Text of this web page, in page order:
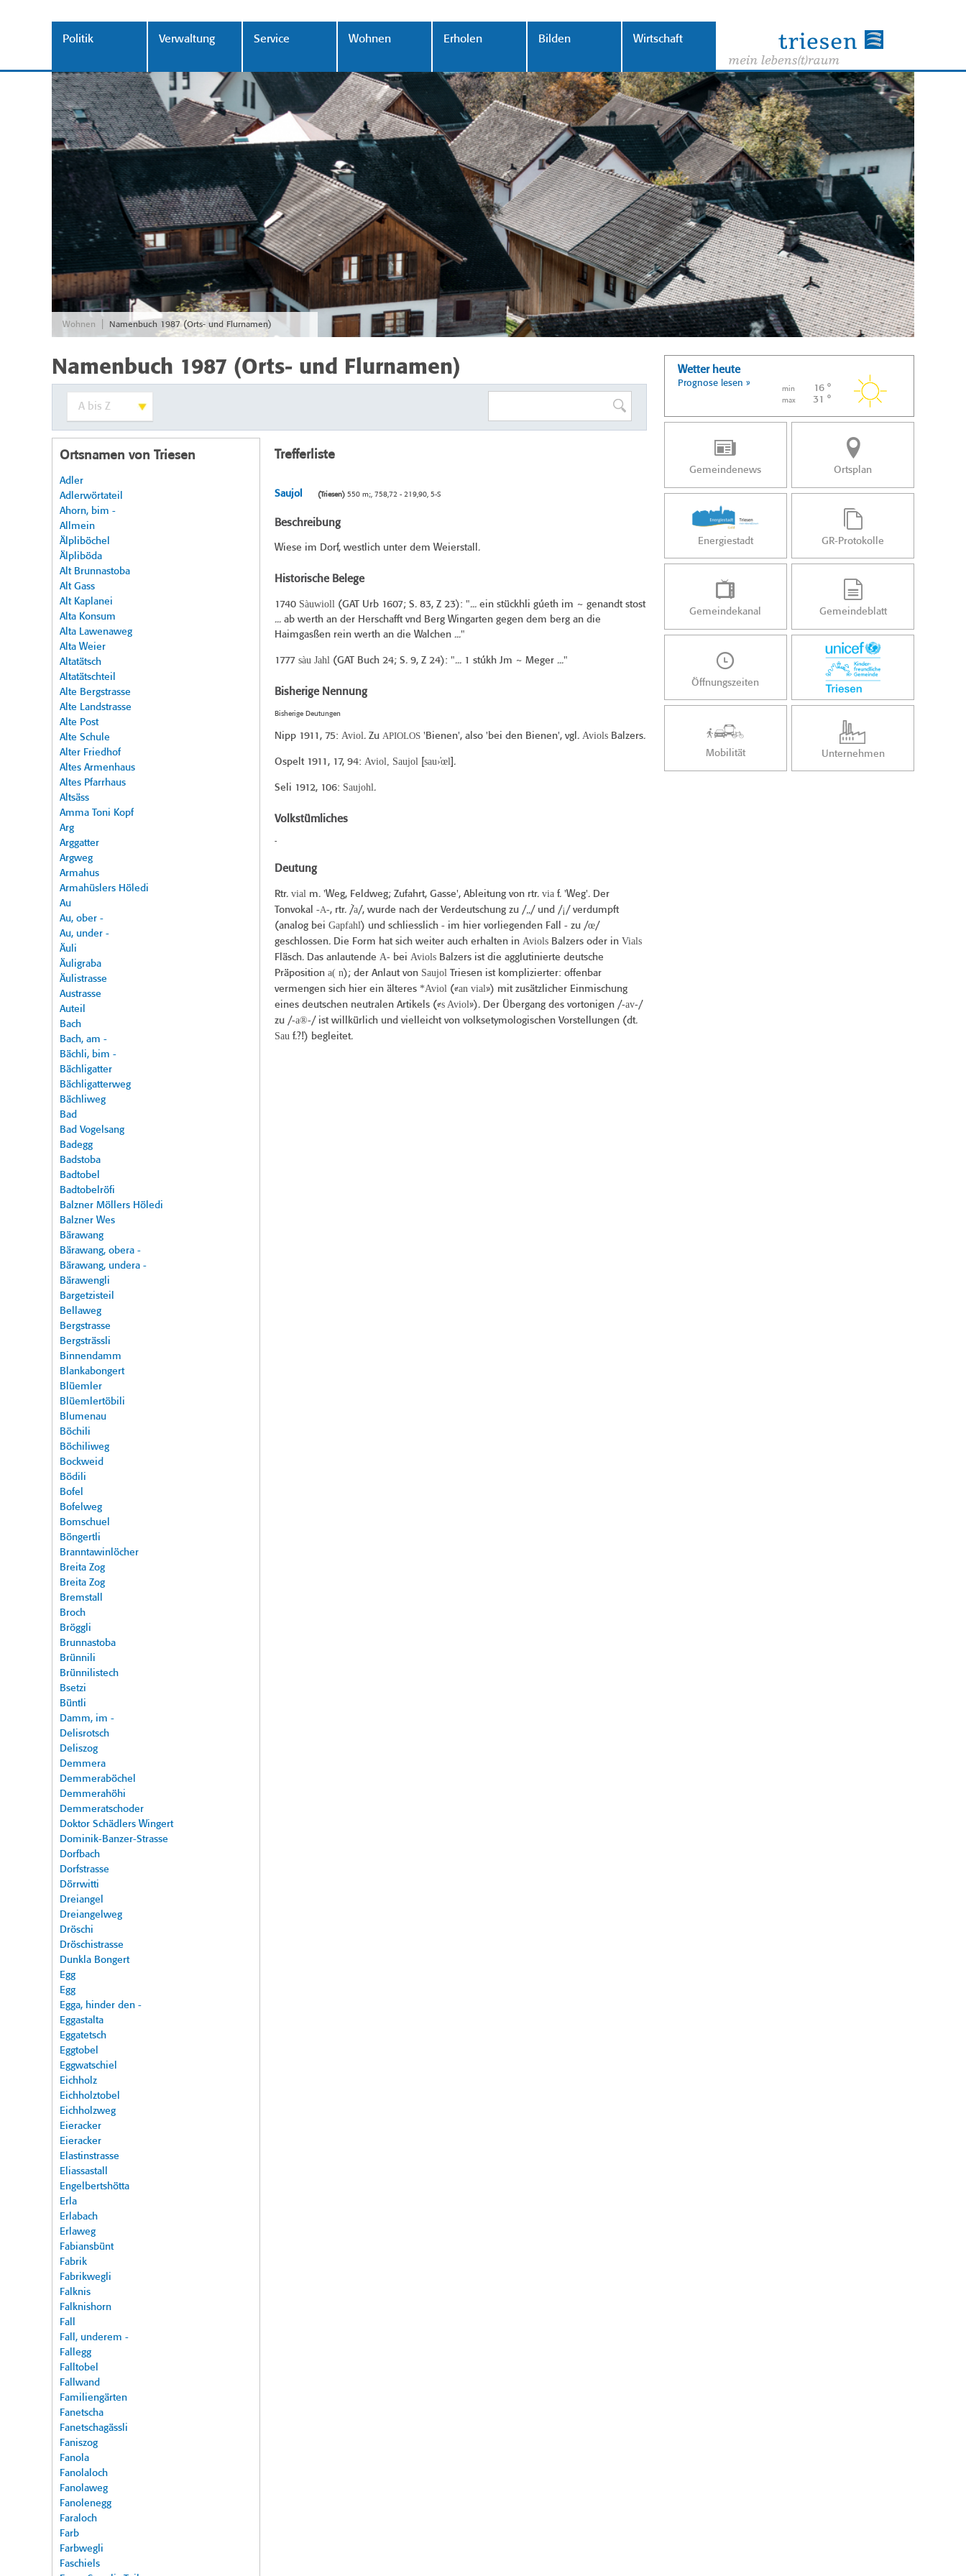
Politik Verwaltung Service Wohnen Erholen Bilden Wirtschaft
Wohnen Namenbuch 1987 (Orts- und Flurnamen)
Namenbuch 1987 (Orts- und Flurnamen)
Ortsnamen von Triesen
Adler
Adlerwörtateil
Ahorn, bim -
Allmein
Älpliböchel
Älpliböda
Alt Brunnastoba
Alt Gass
Alt Kaplanei
Alta Konsum
Alta Lawenaweg
Alta Weier
Altatätsch
Altatätschteil
Alte Bergstrasse
Alte Landstrasse
Alte Post
Alte Schule
Alter Friedhof
Altes Armenhaus
Altes Pfarrhaus
Altsäss
Amma Toni Kopf
Arg
Arggatter
Argweg
Armahus
Armahüslers Höledi
Au
Au, ober -
Au, under -
Äuli
Äuligraba
Äulistrasse
Austrasse
Auteil
Bach
Bach, am -
Bächli, bim -
Bächligatter
Bächligatterweg
Bächliweg
Bad
Bad Vogelsang
Badegg
Badstoba
Badtobel
Badtobelröfi
Balzner Möllers Höledi
Balzner Wes
Bärawang
Bärawang, obera -
Bärawang, undera -
Bärawengli
Bargetzisteil
Bellaweg
Bergstrasse
Bergsträssli
Binnendamm
Blankabongert
Blüemler
Blüemlertöbili
Blumenau
Böchili
Böchiliweg
Bockweid
Bödili
Bofel
Bofelweg
Bomschuel
Böngertli
Branntawinlöcher
Breita Zog
Breita Zog
Bremstall
Broch
Bröggli
Brunnastoba
Brünnili
Brünnilistech
Bsetzi
Büntli
Damm, im -
Delisrotsch
Deliszog
Demmera
Demmeraböchel
Demmerahöhi
Demmeratschoder
Doktor Schädlers Wingert
Dominik-Banzer-Strasse
Dorfbach
Dorfstrasse
Dörrwitti
Dreiangel
Dreiangelweg
Dröschi
Dröschistrasse
Dunkla Bongert
Egg
Egg
Egga, hinder den -
Eggastalta
Eggatetsch
Eggtobel
Eggwatschiel
Eichholz
Eichholztobel
Eichholzweg
Eieracker
Eieracker
Elastinstrasse
Eliassastall
Engelbertshötta
Erla
Erlabach
Erlaweg
Fabiansbünt
Fabrik
Fabrikwegli
Falknis
Falknishorn
Fall
Fall, underem -
Fallegg
Falltobel
Fallwand
Familiengärten
Fanetscha
Fanetschagässli
Faniszog
Fanola
Fanolaloch
Fanolaweg
Fanolenegg
Faraloch
Farb
Farbwegli
Faschiels
Trefferliste
Saujol (Triesen)550 m;, 758,72 - 219,90, 5-S
Beschreibung
Wiese im Dorf, westlich unter dem Weierstall.
Historische Belege
1740 Sàuwioll(GAT Urb 1607; S. 83, Z 23): "... ein stückhli gúeth im ~ genandt stost
... ab werth an der Herschafft vnd Berg Wingarten gegen dem berg an die
Haimgasßen rein werth an die Walchen ..."
1777 sàu Jahl(GAT Buch 24; S. 9, Z 24): "... 1 stúkh Jm ~ Meger ..."
Bisherige Nennung
Bisherige Deutungen
Nipp 1911 , 75: Aviol. Zu APIOLOS'Bienen', also 'bei den Bienen', vgl. AviolsBalzers.
Ospelt 1911 , 17, 94: Aviol, Saujol[ sau›̓œl].
Seli 1912, 106: Saujohl.
Volkstümliches
-
Deutung
Rtr. vialm. 'Weg, Feldweg; Zufahrt, Gasse', Ableitung von rtr. viaf. 'Weg'. Der
Tonvokal -A-, rtr. /̀a/, wurde nach der Verdeutschung zu /„/ und /¡ / verdumpft
(analog bei Gapfahl) und schliesslich - im hier vorliegenden Fall - zu /œ/
geschlossen. Die Form hat sich weiter auch erhalten in AviolsBalzers oder in Vials
Fläsch. Das anlautende A-bei AviolsBalzers ist die agglutinierte deutsche
Präposition a( n); der Anlaut von SaujolTriesen ist komplizierter: offenbar
vermengen sich hier ein älteres *Aviol(«an vial») mit zusätzlicher Einmischung
eines deutschen neutralen Artikels («s Aviol»). Der Übergang des vortonigen /-av-/
zu /-a®-/ ist willkürlich und vielleicht von volksetymologischen Vorstellungen (dt.
Sauf.?!) begleitet.
Wetter heute
Prognose lesen »
min 16 °
max 31 °
Gemeindenews Ortsplan
Energiestadt GR-Protokolle
Gemeindekanal Gemeindeblatt
Öffnungszeiten
Mobilität Unternehmen